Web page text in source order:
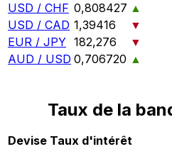
USD / CHF 0,808427 ▲
USD / CAD 1,39416
▼
EUR / JPY 182,276
▼
AUD / USD 0,706720 ▲
Taux de la
Devise Taux d'intérêt